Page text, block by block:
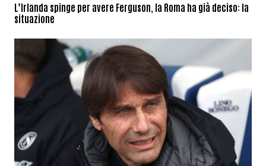
L’Irlanda spinge per avere Ferguson, la Roma ha già deciso: la
situazione